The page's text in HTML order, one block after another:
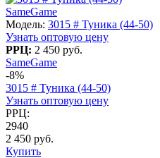
SameGame
Модель: 3015 # Туника (44-50)
Узнать оптовую цену
РРЦ: 2 450 руб.
SameGame
-8%
3015 # Туника (44-50)
Узнать оптовую цену
РРЦ:
2940
2 450 руб.
Купить